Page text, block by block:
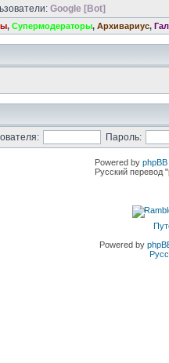
Google [Bot]
, Супермодераторы, Архивариус,
Пароль:
Powered by
Русский перевод
Powered by